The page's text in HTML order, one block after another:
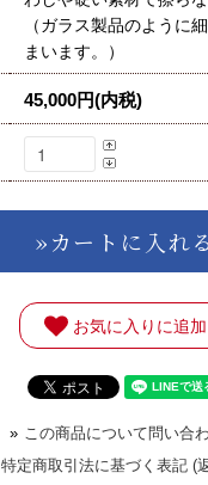
（ガラス製品のように
まいます。）
45,000円(内税)
お気に入りに追加
» この商品について問い合
特定商取引法に基づく表記 (